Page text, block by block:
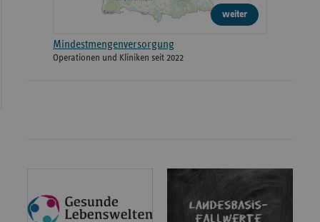
weiter
Mindestmengenversorgung
Operationen und Kliniken seit 2022